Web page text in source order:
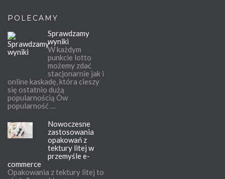
POLECAMY
Sprawdzamy
wyniki
W każdym
punkcie lotto
możemy zdać
stacjonarnie jak i
online kaskadę, która cieszy
się ostatnio dużą
popularnością Ów
popularność …
Nowoczesne
zastosowania
opakowań z
tektury litej w
przemyśle e-
commerce
Opakowania z tektury litej to